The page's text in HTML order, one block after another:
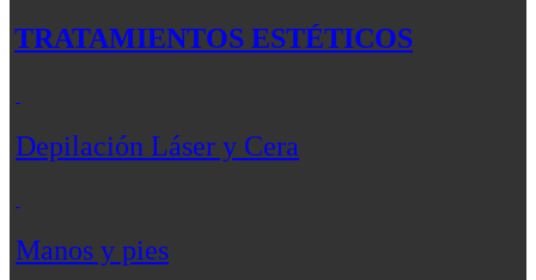
TRATAMIENTOS ESTÉTICOS
Depilación Láser y Cera
Manos y pies